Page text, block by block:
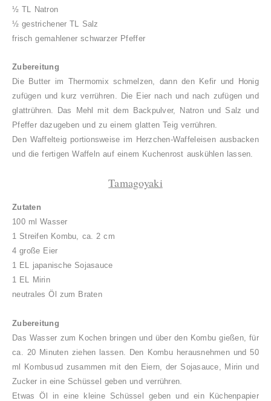
½ TL Natron
½ gestrichener TL Salz
frisch gemahlener schwarzer Pfeffer
Zubereitung
Die Butter im Thermomix schmelzen, dann den Kefir und Honig
zufügen und kurz verrühren. Die Eier nach und nach zufügen und
glattrühren. Das Mehl mit dem Backpulver, Natron und Salz und
Pfeffer dazugeben und zu einem glatten Teig verrühren.
Den Waffelteig portionsweise im Herzchen-Waffeleisen ausbacken
und die fertigen Waffeln auf einem Kuchenrost auskühlen lassen.
Tamagoyaki
Zutaten
100 ml Wasser
1 Streifen Kombu, ca. 2 cm
4 große Eier
1 EL japanische Sojasauce
1 EL Mirin
neutrales Öl zum Braten
Zubereitung
Das Wasser zum Kochen bringen und über den Kombu gießen, für
ca. 20 Minuten ziehen lassen. Den Kombu herausnehmen und 50
ml Kombusud zusammen mit den Eiern, der Sojasauce, Mirin und
Zucker in eine Schüssel geben und verrühren.
Etwas Öl in eine kleine Schüssel geben und ein Küchenpapier